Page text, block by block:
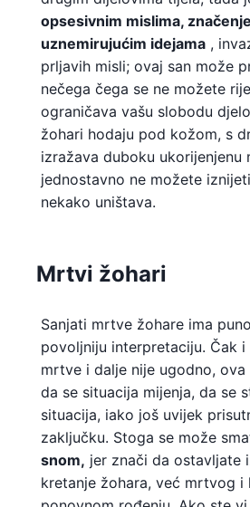
opsesivnim mislima,
uznemirujućim idejama ,
prljavih misli; ovaj san može
nečega čega se ne možete
ograničava vašu slobodu
žohari hodaju pod kožom, s
izražava duboku ukorijenjenu
jednostavno ne možete
nekako uništava.
Mrtvi žohari
Sanjati mrtve žohare ima
povoljniju interpretaciju. Čak
mrtve i dalje nije ugodno,
da se situacija mijenja, da se
situacija, iako još uvijek
zaključku. Stoga se može
snom, jer znači da ostavljate
kretanje žohara, već mrtvog i